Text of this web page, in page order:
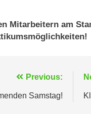
Mitarbeitern am
Previous:
Samstag!